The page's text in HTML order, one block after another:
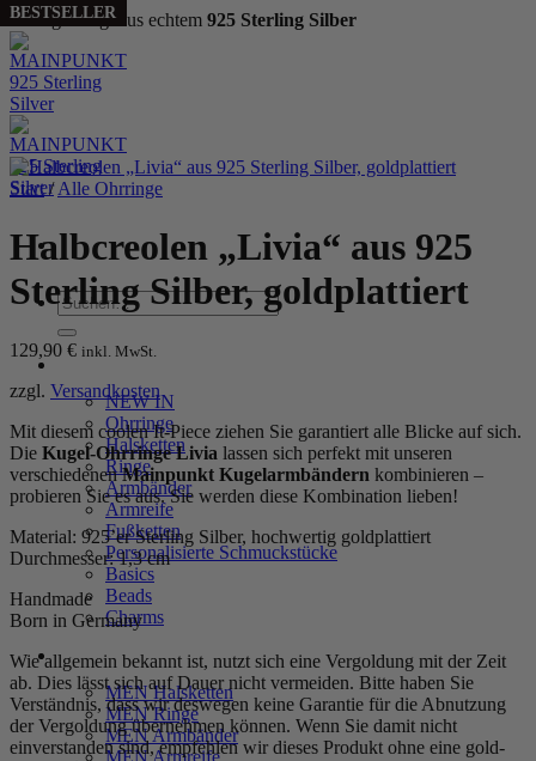
Handgefertigt aus echtem 925 Sterling Silber
Zum
Inhalt
springen
Suchen
nach:
NEW IN
Ohrringe
Halsketten
Ringe
Armbänder
Armreife
Fußketten
Personalisierte Schmuckstücke
Basics
Beads
Charms
MEN
MEN Halsketten
MEN Ringe
MEN Armbänder
MEN Armreife
Start / Alle Ohrringe
Halbcreolen „Livia“ aus 925
Sterling Silber, goldplattiert
129,90 € inkl. MwSt.
zzgl. Versandkosten
Mit diesem coolen It-Piece ziehen Sie garantiert alle Blicke auf sich.
Die Kugel-Ohrringe Livia lassen sich perfekt mit unseren
verschiedenenMainpunkt Kugelarmbändern kombinieren –
probieren Sie es aus. Sie werden diese Kombination lieben!
Material: 925’er Sterling Silber, hochwertig goldplattiert
Durchmesser: 1,3 cm
Handmade
Born in Germany
Wie allgemein bekannt ist, nutzt sich eine Vergoldung mit der Zeit
ab. Dies lässt sich auf Dauer nicht vermeiden. Bitte haben Sie
Verständnis, dass wir deswegen keine Garantie für die Abnutzung
der Vergoldung übernehmen können. Wenn Sie damit nicht
einverstanden sind, empfehlen wir dieses Produkt ohne eine gold-
BESTSELLER